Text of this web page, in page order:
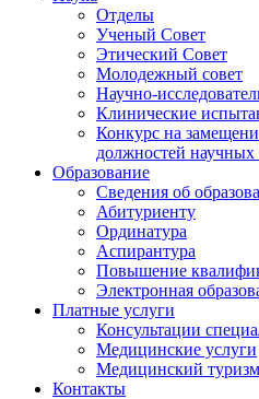
Отделы
Ученый Совет
Этический Совет
Молодежный совет
Научно-
Клинические
Конкурс на
должностей научных
Образование
Сведения об
Абитуриенту
Ординатура
Аспирантура
Повышение
Электронная
Платные услуги
Консультации
Медицинские услуги
Медицинский туризм
Контакты